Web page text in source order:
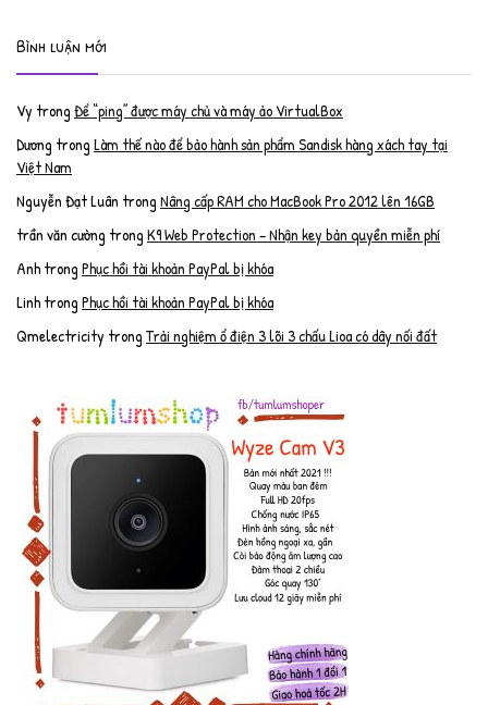
Bình luận mới
Vy trongĐể “ping” được máy chủ và máy ảo VirtualBox
Dương trongLàm thế nào để bảo hành sản phẩm Sandisk hàng xách tay tại
Việt Nam
Nguyễn Đạt Luân trongNâng cấp RAM cho MacBook Pro 2012 lên 16GB
trần văn cường trongK9 Web Protection – Nhận key bản quyền miễn phí
AnhtrongPhục hồi tài khoản PayPal bị khóa
LinhtrongPhục hồi tài khoản PayPal bị khóa
Qmelectricity trongTrải nghiệm ổ điện 3 lõi 3 chấu Lioa có dây nối đất